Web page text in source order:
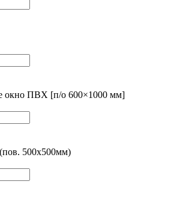
окно ПВХ [п/о 600×1000 мм]
500х500мм)